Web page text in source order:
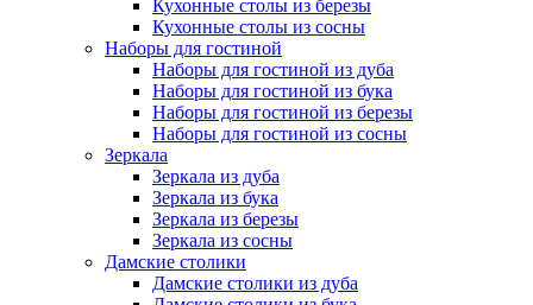
Кухонные столы из березы
Кухонные столы из сосны
Наборы для гостиной
Наборы для гостиной из дуба
Наборы для гостиной из бука
Наборы для гостиной из березы
Наборы для гостиной из сосны
Зеркала
Зеркала из дуба
Зеркала из бука
Зеркала из березы
Зеркала из сосны
Дамские столики
Дамские столики из дуба